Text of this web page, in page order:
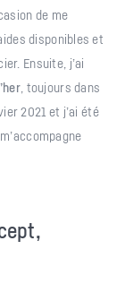
de me
disponibles et
Ensuite, j’ai
, toujours dans
2021 et j’ai été